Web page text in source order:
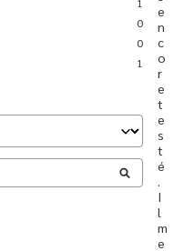
1
0
0
1
e
n
c
o
r
e
t
e
s
t
é
.
I
l
m
e